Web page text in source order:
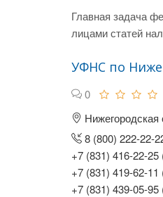
Главная задача
лицами статей
УФНС по
0
8 (800) 222-22-
+7 (831) 416-22-
+7 (831) 419-62-
+7 (831) 439-05-